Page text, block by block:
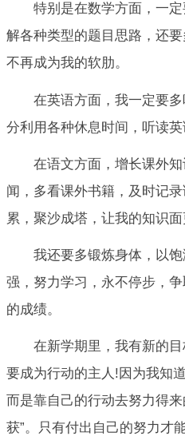
特别是在数学方面，一
解各种类型的题目思路，还
不再成为我的软肋。
在英语方面，我一定要
分利用各种休息时间，听读英
在语文方面，增长课外
闻，多看课外书籍，及时记
累，聚沙成塔，让我的知识面
我还要多锻炼身体，以
强，努力学习，永不停步，
的成绩。
在新学期里，我有新的
要成为行动的主人!因为我知
而是靠自己的行动去努力得
获”。只有付出自己的努力才